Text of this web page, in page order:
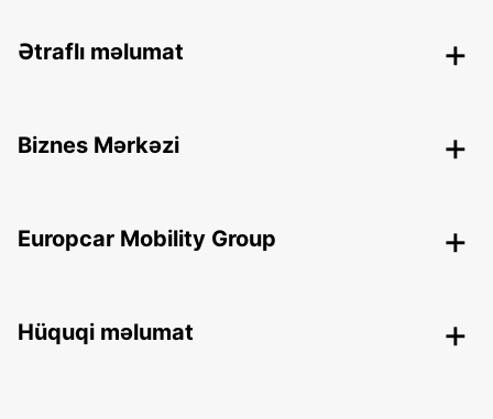
Ətraflı məlumat
Biznes Mərkəzi
Europcar Mobility Group
Hüquqi məlumat